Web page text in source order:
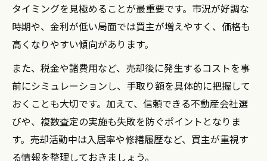
タイミングを見極めることが最重要です。市況が好調な
時期や、金利が低い局面では買主が増えやすく、価格も
高くなりやすい傾向があります。
また、税金や諸費用など、売却後に発生するコストを事
前にシミュレーションし、手取り額を具体的に把握して
おくことも大切です。加えて、信頼できる不動産会社選
びや、複数査定の実施も失敗を防ぐポイントとなりま
す。売却活動中は入居率や修繕履歴など、買主が重視す
る情報を整理しておきましょう。